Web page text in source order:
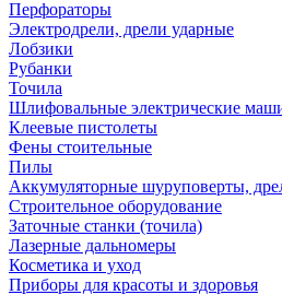
Перфораторы
Электродрели, дрели ударные
Лобзики
Рубанки
Точила
Шлифовальные электрические
Клеевые пистолеты
Фены стоительные
Пилы
Аккумуляторные шуруповерты,
Строительное оборудование
Заточные станки (точила)
Лазерные дальномеры
Косметика и уход
Приборы для красоты и здоровья